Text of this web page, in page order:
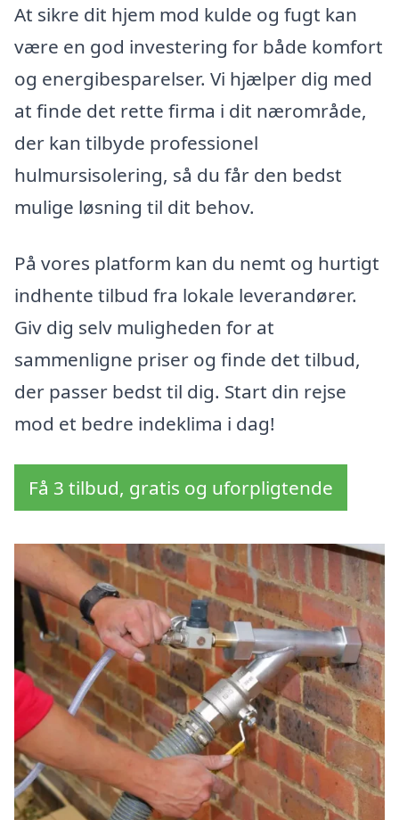
At sikre dit hjem mod kulde og fugt kan
være en god investering for både komfort
og energibesparelser. Vi hjælper dig med
at finde det rette firma i dit nærområde,
der kan tilbyde professionel
hulmursisolering, så du får den bedst
mulige løsning til dit behov.
På vores platform kan du nemt og hurtigt
indhente tilbud fra lokale leverandører.
Giv dig selv muligheden for at
sammenligne priser og finde det tilbud,
der passer bedst til dig. Start din rejse
mod et bedre indeklima i dag!
Få 3 tilbud, gratis og uforpligtende